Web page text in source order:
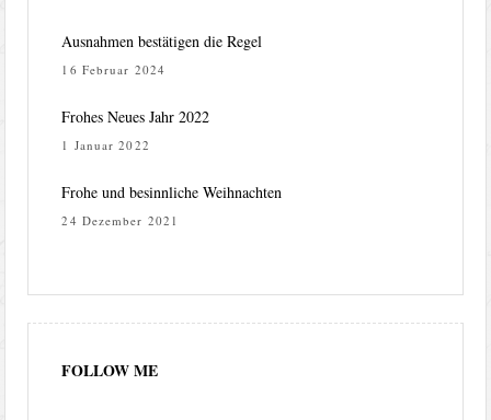
Ausnahmen bestätigen die Regel
16 Februar 2024
Frohes Neues Jahr 2022
1 Januar 2022
Frohe und besinnliche Weihnachten
24 Dezember 2021
FOLLOW ME